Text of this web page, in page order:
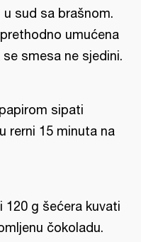
sud sa brašnom.
umućena
smesa ne sjedini.
sipati
rerni 15 minuta na
120 g šećera kuvati
čokoladu.